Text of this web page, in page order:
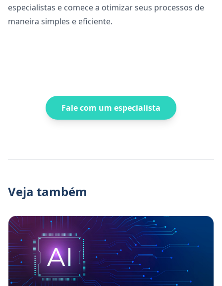
especialistas e comece a otimizar seus processos de
maneira simples e eficiente.
Fale com um especialista
Veja também